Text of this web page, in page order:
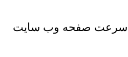
و سرعت صفحه وب سایت